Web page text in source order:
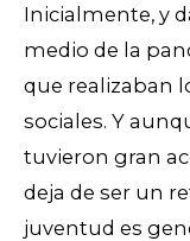
Inicialmente, y
medio de la
que realizaban
sociales. Y
tuvieron gran
deja de ser un
juventud es